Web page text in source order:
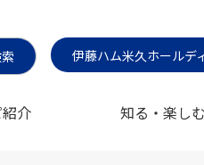
伊藤ハム米久ホールデ
介 知る・楽しむ